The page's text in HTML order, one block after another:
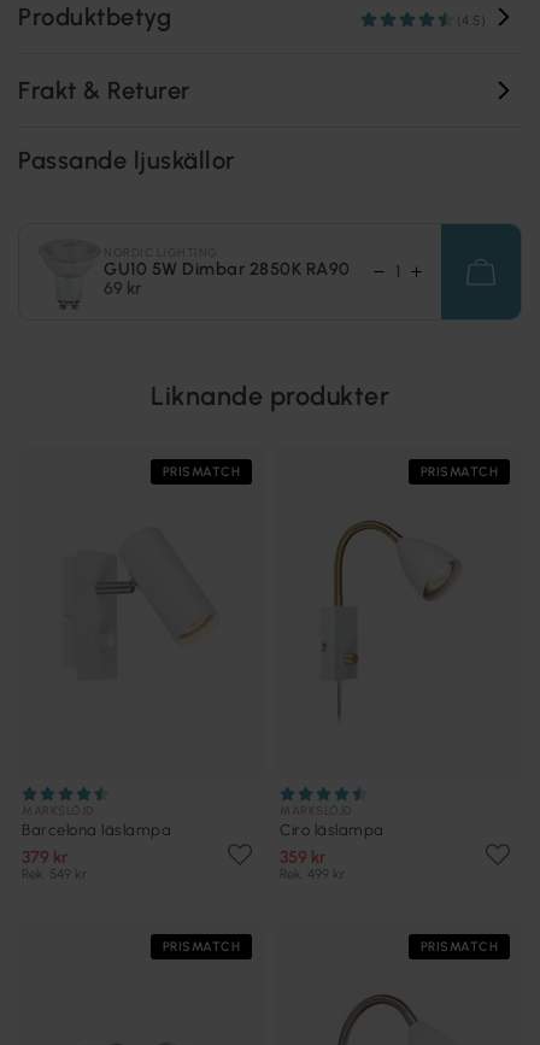
Produktbetyg (4.5)
Frakt & Returer
Passande ljuskällor
GU10 5W Dimbar 2850K RA90
69 kr
Liknande produkter
PRISMATCH
Barcelona läslampa
379 kr
Rek. 549 kr
PRISMATCH
Ciro läslampa
359 kr
Rek. 499 kr
PRISMATCH PRISMATCH